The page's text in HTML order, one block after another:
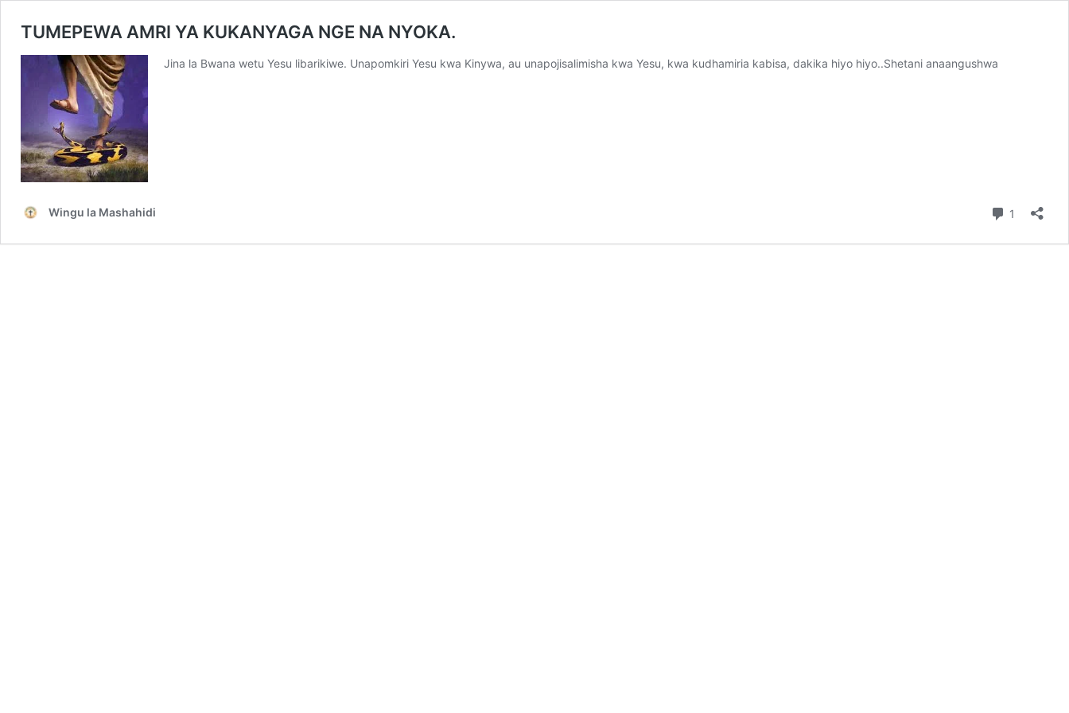
TUMEPEWA AMRI YA KUKANYAGA NGE NA NYOKA.
Jina la Bwana wetu Yesu libarikiwe. Unapomkiri Yesu kwa Kinywa, au unapojisalimisha kwa Yesu, kwa kudhamiria kabisa, dakika hiyo hiyo..Shetani anaangushwa
Wingu la Mashahidi 1 Comment